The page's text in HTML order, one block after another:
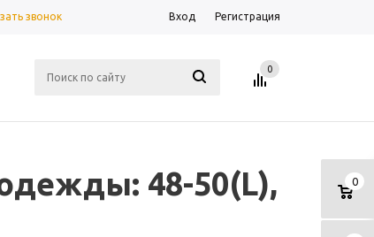
звонок Вход Регистрация
0
0
48-50(L),